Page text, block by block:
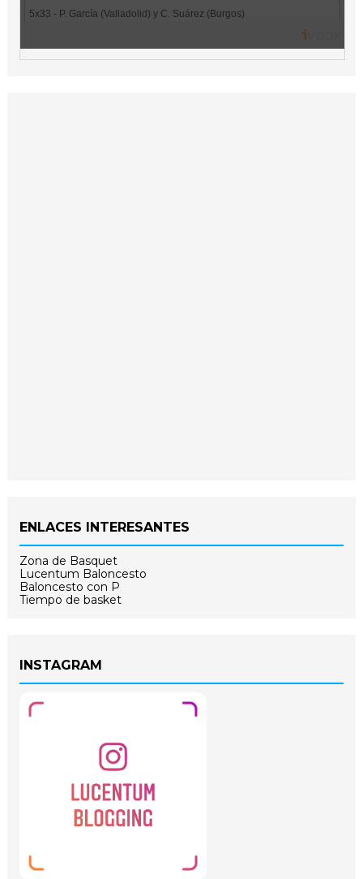
ENLACES INTERESANTES
Zona de Basquet
Lucentum Baloncesto
Baloncesto con P
Tiempo de basket
INSTAGRAM